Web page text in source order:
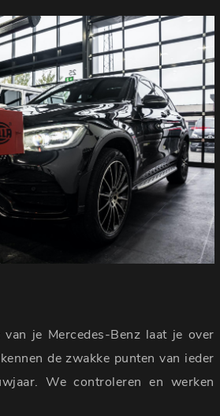
je Mercedes-Benz laat je over
de zwakke punten van ieder
We controleren en werken